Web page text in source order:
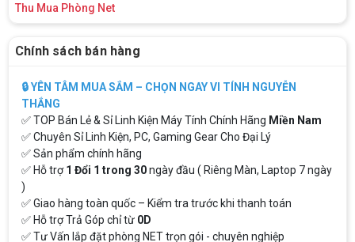
Thu Mua Phòng Net
Chính sách bán hàng
🔒 YÊN TÂM MUA SẮM – CHỌN NGAY VI TÍNH NGUYỄN
THẮNG
✅ TOP Bán Lẻ & Sỉ Linh Kiện Máy Tính Chính Hãng Miền Nam
✅ Chuyên Sỉ Linh Kiện, PC, Gaming Gear Cho Đại Lý
✅ Sản phẩm chính hãng
✅ Hỗ trợ1 Đổi 1 trong 30ngày đầu ( Riêng Màn, Laptop 7 ngày
)
✅ Giao hàng toàn quốc – Kiểm tra trước khi thanh toán
✅ Hỗ trợ Trả Góp chỉ từ 0D
✅ Tư Vấn lắp đặt phòng NET trọn gói - chuyên nghiệp